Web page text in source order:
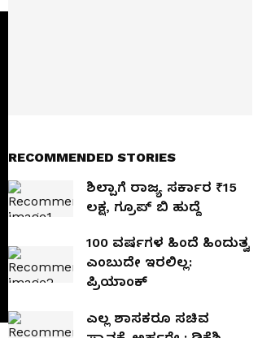
RECOMMENDED STORIES
ಶಿಲ್ಪಾಗೆ ರಾಜ್ಯ ಸರ್ಕಾರ ₹15
ಲಕ್ಷ, ಗ್ರೂಪ್‌ ಬಿ ಹುದ್ದೆ
100 ವರ್ಷಗಳ ಹಿಂದೆ ಹಿಂದುತ್ವ
ಎಂಬುದೇ ಇರಲಿಲ್ಲ:
ಪ್ರಿಯಾಂಕ್‌
ಎಲ್ಲ ಶಾಸಕರೂ ಸಚಿವ